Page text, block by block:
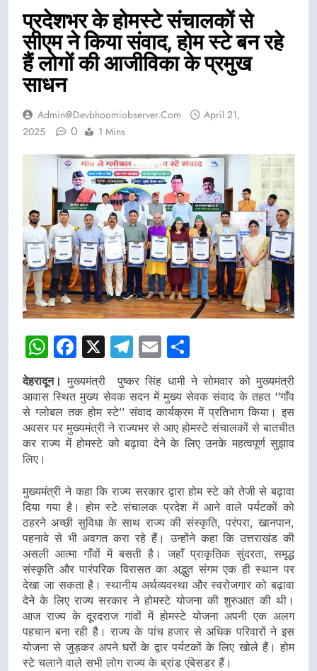
प्रदेशभर के होमस्टे संचालकों से
सीएम ने किया संवाद, होम स्टे बन रहे
हैं लोगों की आजीविका के प्रमुख
साधन
Admin@devbhoomiobserver.com
April 21,
2025
0 1 Mins
WhatsApp
Facebook
X Telegram
Email
देहरादून। मुख्यमंत्री पुष्कर सिंह धामी ने सोमवार को मुख्यमंत्री
आवास स्थित मुख्य सेवक सदन में मुख्य सेवक संवाद के तहत ‘‘गाँव
से ग्लोबल तक होम स्टे’’ संवाद कार्यक्रम में प्रतिभाग किया। इस
अवसर पर मुख्यमंत्री ने राज्यभर से आए होमस्टे संचालकों से बातचीत
कर राज्य में होमस्टे को बढ़ावा देने के लिए उनके महत्वपूर्ण सुझाव
लिए।
मुख्यमंत्री ने कहा कि राज्य सरकार द्वारा होम स्टे को तेजी से बढ़ावा
दिया गया है। होम स्टे संचालक प्रदेश में आने वाले पर्यटकों को
ठहरने अच्छी सुविधा के साथ राज्य की संस्कृति, परंपरा, खानपान,
पहनावे से भी अवगत करा रहे हैं। उन्होंने कहा कि उत्तराखंड की
असली आत्मा गाँवों में बसती है। जहाँ प्राकृतिक सुंदरता, समृद्ध
संस्कृति और पारंपरिक विरासत का अद्भुत संगम एक ही स्थान पर
देखा जा सकता है। स्थानीय अर्थव्यवस्था और स्वरोजगार को बढ़ावा
देने के लिए राज्य सरकार ने होमस्टे योजना की शुरुआत की थी।
आज राज्य के दूरदराज गांवों में होमस्टे योजना अपनी एक अलग
पहचान बना रही है। राज्य के पांच हजार से अधिक परिवारों ने इस
योजना से जुड़कर अपने घरों के द्वार पर्यटकों के लिए खोले हैं। होम
स्टे चलाने वाले सभी लोग राज्य के ब्रांड एंबेसडर हैं।